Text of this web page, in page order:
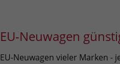
EU-Neuwagen
EU-Neuwagen vieler Marken -